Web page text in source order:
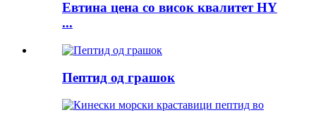
Евтина цена со висок квалитет HY
...
Пептид од грашок